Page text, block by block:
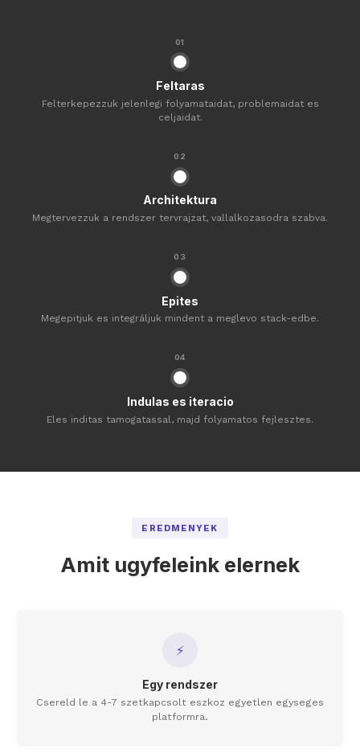
01
Feltaras
Felterkepezzuk jelenlegi folyamataidat, problemaidat es
celjaidat.
02
Architektura
Megtervezzuk a rendszer tervrajzat, vallalkozasodra szabva.
03
Epites
Megepitjuk es integráljuk mindent a meglevo stack-edbe.
04
Indulas es iteracio
Eles inditas tamogatassal, majd folyamatos fejlesztes.
EREDMENYEK
Amit ugyfeleink elernek
⚡
Egy rendszer
Csereld le a 4-7 szetkapcsolt eszkoz egyetlen egyseges
platformra.